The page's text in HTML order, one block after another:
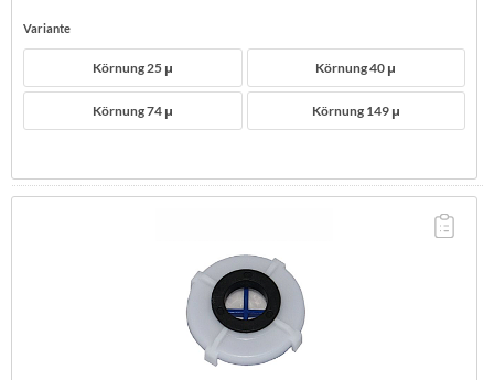
Variante
Körnung 25 μ Körnung 40 μ
Körnung 74 μ Körnung 149 μ